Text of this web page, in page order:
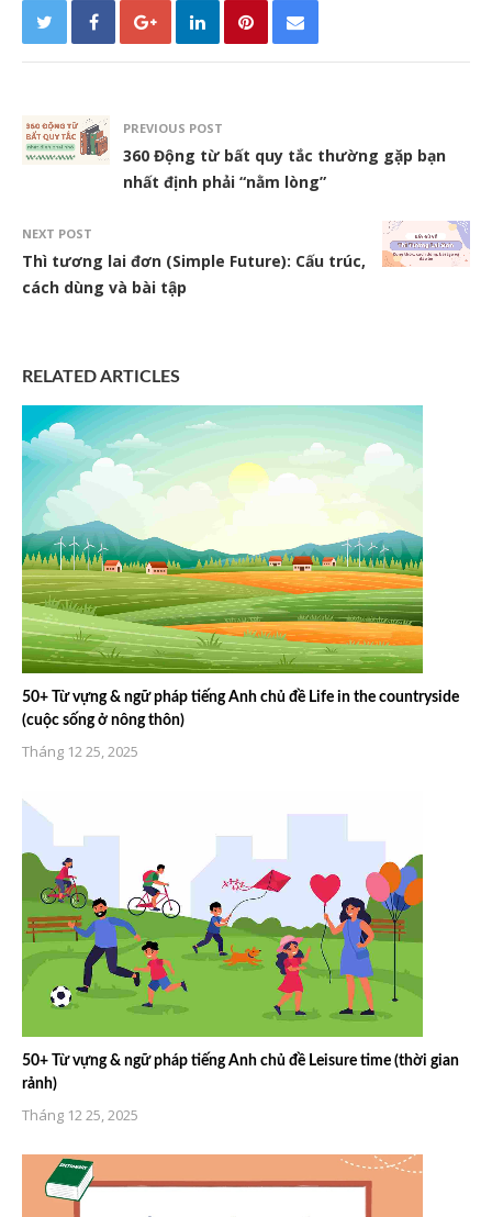
PREVIOUS POST
360 Động từ bất quy tắc thường gặp bạn
nhất định phải “nằm lòng”
NEXT POST
Thì tương lai đơn (Simple Future): Cấu trúc,
cách dùng và bài tập
RELATED ARTICLES
50+ Từ vựng & ngữ pháp tiếng Anh chủ đề Life in the countryside
(cuộc sống ở nông thôn)
Tháng 12 25, 2025
50+ Từ vựng & ngữ pháp tiếng Anh chủ đề Leisure time (thời gian
rảnh)
Tháng 12 25, 2025